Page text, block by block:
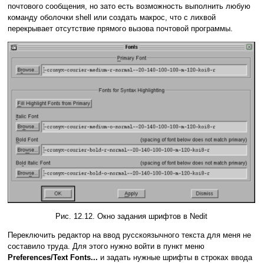
почтового сообщения, но зато есть возможность выполнить любую
команду оболочки shell или создать макрос, что с лихвой
перекрывает отсутствие прямого вызова почтовой программы.
Рис. 12.12. Окно задания шрифтов в Nedit
Переключить редактор на ввод русскоязычного текста для меня не
составило труда. Для этого нужно войти в пункт меню
Preferences/Text Fonts... и задать нужные шрифты в строках ввода